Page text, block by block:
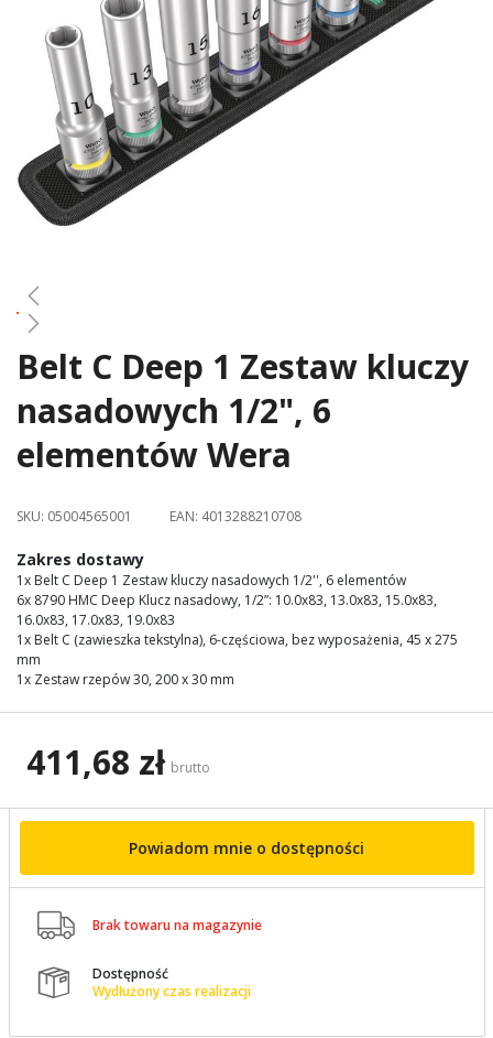
Skip
the
beginning
of
images
Belt C Deep 1 Zestaw kluczy
nasadowych 1/2", 6
elementów Wera
SKU: 05004565001 EAN: 4013288210708
Zakres dostawy
1x Belt C Deep 1 Zestaw kluczy nasadowych 1/2'', 6 elementów
6x 8790 HMC Deep Klucz nasadowy, 1/2”: 10.0x83, 13.0x83, 15.0x83,
16.0x83, 17.0x83, 19.0x83
1x Belt C (zawieszka tekstylna), 6-częściowa, bez wyposażenia, 45 x 275
mm
1x Zestaw rzepów 30, 200 x 30 mm
411,68 zł brutto
Powiadom mnie o dostępności
 Brak towaru na magazynie

Dostępność
Wydłużony czas realizacji